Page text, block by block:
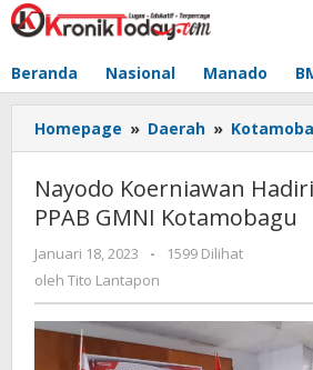
Lewati
ke
Beranda Nasional Manado
Homepage » Daerah »
Nayodo Koerniawan
PPAB GMNI Kotamobagu
Januari 18, 2023
oleh
Tito
-
1599 Dilihat
oleh Tito Lantapon